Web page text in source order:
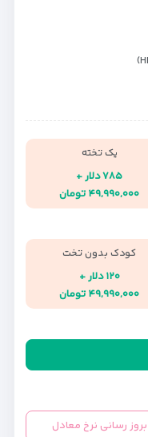
یک تخته
۷۸۵ دلار +
۴۹,۹۹۰,۰۰۰ تومان
کودک بدون تخت
۱۲۰ دلار +
۴۹,۹۹۰,۰۰۰ تومان
بروز رسانی نرخ معادل